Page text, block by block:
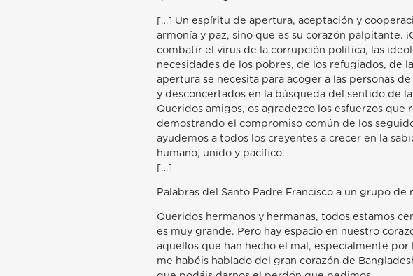
[…] Un espíritu de apertura, aceptación y
armonía y paz, sino que es su corazón palpitante.
combatir el virus de la corrupción política, las
necesidades de los pobres, de los refugiados, de
apertura se necesita para acoger a las personas
y desconcertados en la búsqueda del sentido de
Queridos amigos, os agradezco los esfuerzos
demostrando el compromiso común de los
ayudemos a todos los creyentes a crecer en la
humano, unido y pacífico.
[…]
Palabras del Santo Padre Francisco a un grupo de
Queridos hermanos y hermanas, todos estamos
es muy grande. Pero hay espacio en nuestro
aquellos que han hecho el mal, especialmente
me habéis hablado del gran corazón de